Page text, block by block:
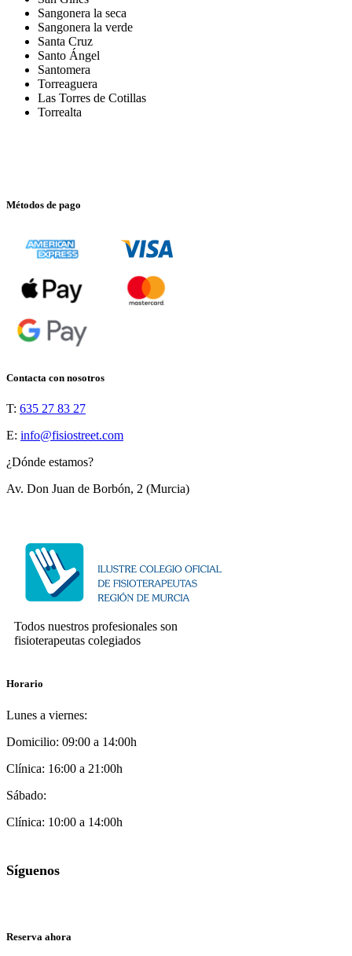
Sangonera la seca
Sangonera la verde
Santa Cruz
Santo Ángel
Santomera
Torreaguera
Las Torres de Cotillas
Torrealta
Métodos de pago
Contacta con nosotros
T: 635 27 83 27
E: info@fisiostreet.com
¿Dónde estamos?
Av. Don Juan de Borbón, 2 (Murcia)
Todos nuestros profesionales son
fisioterapeutas colegiados
Horario
Lunes a viernes:
Domicilio: 09:00 a 14:00h
Clínica: 16:00 a 21:00h
Sábado:
Clínica: 10:00 a 14:00h
Síguenos
Reserva ahora